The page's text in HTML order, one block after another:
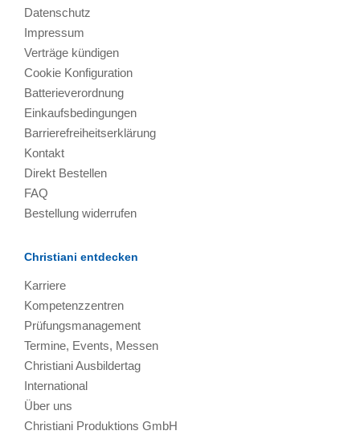
Datenschutz
Impressum
Verträge kündigen
Cookie Konfiguration
Batterieverordnung
Einkaufsbedingungen
Barrierefreiheitserklärung
Kontakt
Direkt Bestellen
FAQ
Bestellung widerrufen
Christiani entdecken
Karriere
Kompetenzzentren
Prüfungsmanagement
Termine, Events, Messen
Christiani Ausbildertag
International
Über uns
Christiani Produktions GmbH